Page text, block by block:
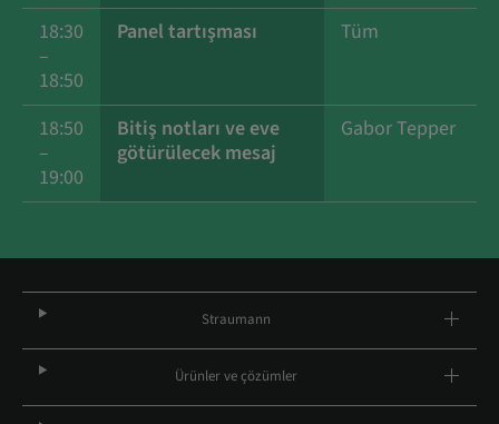
18:30
–
18:50
Panel tartışması Tüm
18:50
–
19:00
Bitiş notları ve eve
götürülecek mesaj
Gabor Tepper
Straumann
Ürünler ve çözümler